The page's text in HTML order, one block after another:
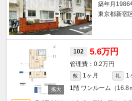
築年月1986
東京都新宿
102 5.6万円
0.2万円
敷 1ヶ月 礼
1
1階 ワンルーム（16.8